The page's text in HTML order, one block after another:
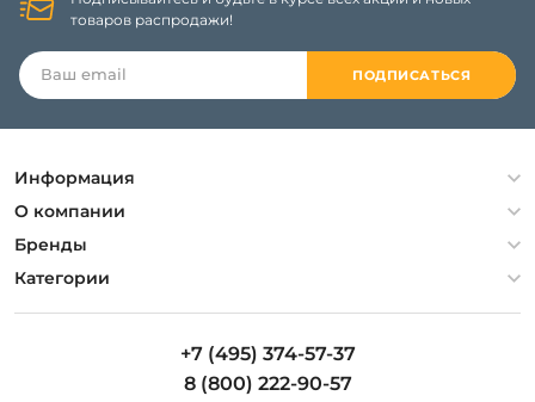
товаров распродажи!
ПОДПИСАТЬСЯ
Информация
Политика конфиденциальности
Гарантия
Оплата и доставка
О компании
О компании
Контакты
Бренды
Artelamp
Категории
Люстры
+7 (495) 374-57-37
8 (800) 222-90-57